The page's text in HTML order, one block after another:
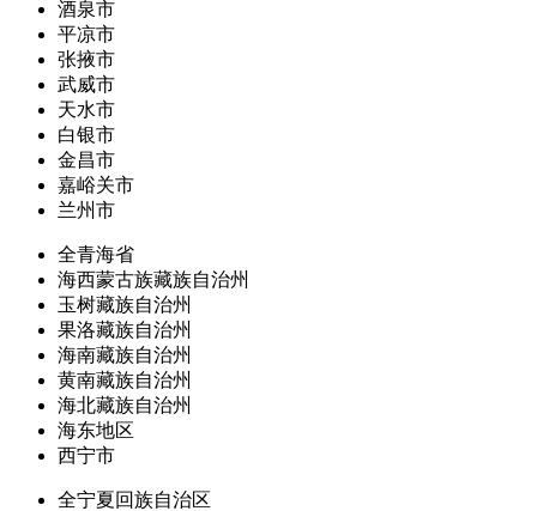
酒泉市
平凉市
张掖市
武威市
天水市
白银市
金昌市
嘉峪关市
兰州市
全青海省
海西蒙古族藏族自治州
玉树藏族自治州
果洛藏族自治州
海南藏族自治州
黄南藏族自治州
海北藏族自治州
海东地区
西宁市
全宁夏回族自治区